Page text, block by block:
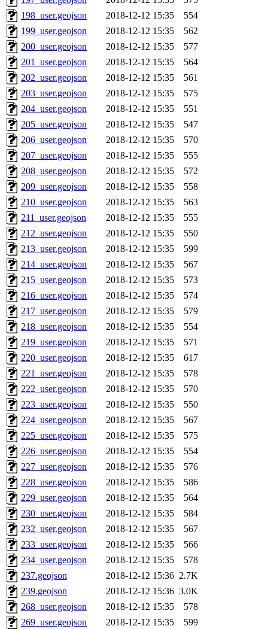
198_user.geojson
2018-12-12 15:35
554
199_user.geojson
2018-12-12 15:35
562
200_user.geojson
2018-12-12 15:35
577
201_user.geojson
2018-12-12 15:35
564
202_user.geojson
2018-12-12 15:35
561
203_user.geojson
2018-12-12 15:35
575
204_user.geojson
2018-12-12 15:35
551
205_user.geojson
2018-12-12 15:35
547
206_user.geojson
2018-12-12 15:35
570
207_user.geojson
2018-12-12 15:35
555
208_user.geojson
2018-12-12 15:35
572
209_user.geojson
2018-12-12 15:35
558
210_user.geojson
2018-12-12 15:35
563
211_user.geojson
2018-12-12 15:35
555
212_user.geojson
2018-12-12 15:35
550
213_user.geojson
2018-12-12 15:35
599
214_user.geojson
2018-12-12 15:35
567
215_user.geojson
2018-12-12 15:35
573
216_user.geojson
2018-12-12 15:35
574
217_user.geojson
2018-12-12 15:35
579
218_user.geojson
2018-12-12 15:35
554
219_user.geojson
2018-12-12 15:35
571
220_user.geojson
2018-12-12 15:35
617
221_user.geojson
2018-12-12 15:35
578
222_user.geojson
2018-12-12 15:35
570
223_user.geojson
2018-12-12 15:35
550
224_user.geojson
2018-12-12 15:35
567
225_user.geojson
2018-12-12 15:35
575
226_user.geojson
2018-12-12 15:35
554
227_user.geojson
2018-12-12 15:35
576
228_user.geojson
2018-12-12 15:35
586
229_user.geojson
2018-12-12 15:35
564
230_user.geojson
2018-12-12 15:35
584
232_user.geojson
2018-12-12 15:35
567
233_user.geojson
2018-12-12 15:35
566
234_user.geojson
2018-12-12 15:35
578
237.geojson
2018-12-12 15:36 2.7K
239.geojson
2018-12-12 15:36 3.0K
268_user.geojson
2018-12-12 15:35
578
269_user.geojson
2018-12-12 15:35
599